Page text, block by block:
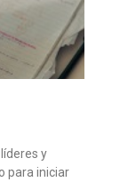
y
para iniciar